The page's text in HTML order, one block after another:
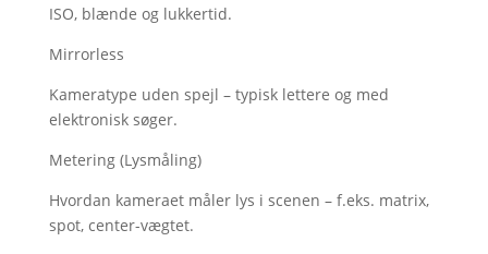
ISO, blænde og lukkertid.
Mirrorless
Kameratype uden spejl – typisk lettere og med
elektronisk søger.
Metering (Lysmåling)
Hvordan kameraet måler lys i scenen – f.eks. matrix,
spot, center-vægtet.